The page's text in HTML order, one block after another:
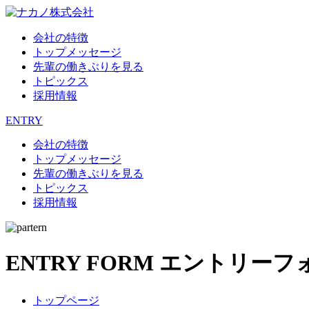
会社の特徴
トップメッセージ
先輩の働きぶりを見る
トピックス
採用情報
ENTRY
会社の特徴
トップメッセージ
先輩の働きぶりを見る
トピックス
採用情報
ENTRY FORM エントリーフ
トップページ